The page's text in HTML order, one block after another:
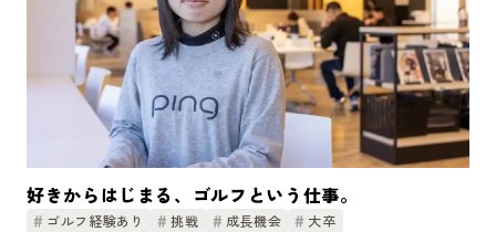
好きからはじまる、ゴルフという仕事。
ゴルフ経験あり 挑戦 成長機会 大卒